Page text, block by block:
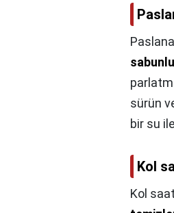
sürün
bir su
Kol
Kol